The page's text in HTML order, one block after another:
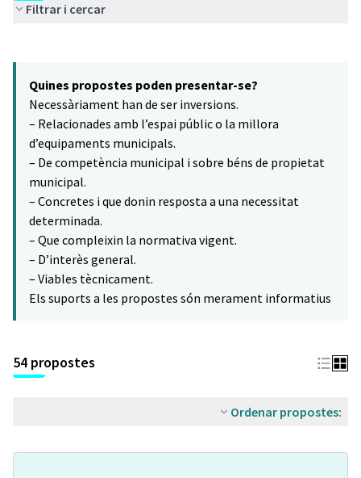
Filtrar i cercar
−
Quines propostes poden presentar-se?
Necessàriament han de ser inversions.
– Relacionades amb l’espai públic o la millora
d’equipaments municipals.
– De competència municipal i sobre béns de propietat
municipal.
– Concretes i que donin resposta a una necessitat
determinada.
– Que compleixin la normativa vigent.
– D’interès general.
– Viables tècnicament.
Els suports a les propostes són merament informatius
54 propostes
Ordenar propostes: